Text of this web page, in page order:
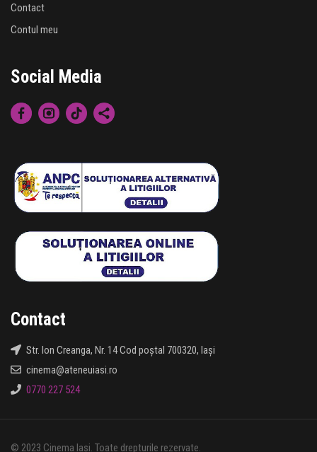
Contact
Contul meu
Social Media
Contact
Str. Ion Creanga, Nr. 14 Cod poștal 700320, Iași
cinema@ateneuiasi.ro
0770 227 524
© 2023 Cinema Iași. Toate drepturile rezervate.